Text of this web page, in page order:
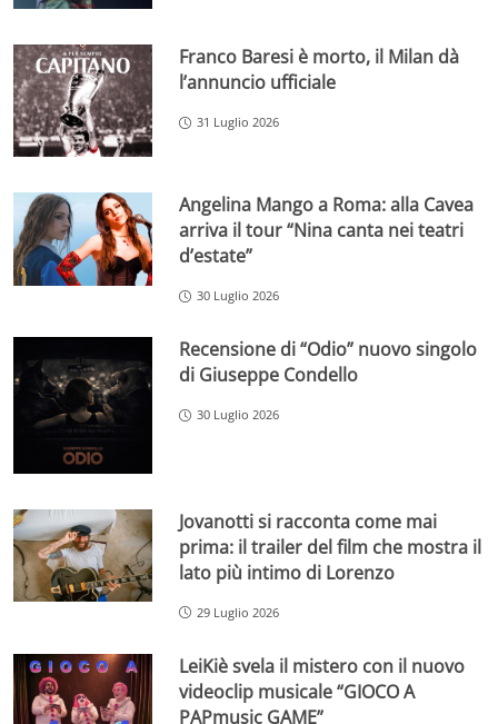
Franco Baresi è morto, il Milan dà
l’annuncio ufficiale
31 Luglio 2026
Angelina Mango a Roma: alla Cavea
arriva il tour “Nina canta nei teatri
d’estate”
30 Luglio 2026
Recensione di “Odio” nuovo singolo
di Giuseppe Condello
30 Luglio 2026
Jovanotti si racconta come mai
prima: il trailer del film che mostra il
lato più intimo di Lorenzo
29 Luglio 2026
LeiKiè svela il mistero con il nuovo
videoclip musicale “GIOCO A
PAPmusic GAME”